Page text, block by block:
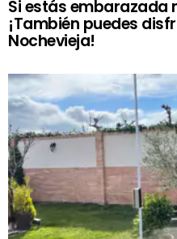
Si estás embarazada
¡También puedes
Nochevieja!